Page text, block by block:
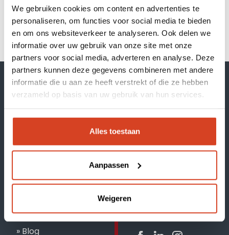
We gebruiken cookies om content en advertenties te
personaliseren, om functies voor social media te bieden
en om ons websiteverkeer te analyseren. Ook delen we
informatie over uw gebruik van onze site met onze
partners voor social media, adverteren en analyse. Deze
partners kunnen deze gegevens combineren met andere
informatie die u aan ze heeft verstrekt of die ze hebben
verzameld op basis van uw gebruik van hun services.
Alles toestaan
Aanpassen
Weigeren
Our brands
Inspiration session
About Klop | Pro
Dealerportal
Support
Webshop
Nog geen account?Registreer hier|
Wachtwoord vergeten?Klik hier
Our brands
Inspiration session
Culinary advisor
About Klop | Pro
Blog
Follow us on: